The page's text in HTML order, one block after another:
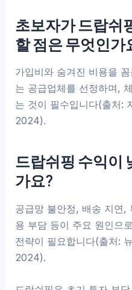
초보자가 드랍쉬
할 점은 무엇인가
가입비와 숨겨진 비용을
는 공급업체를 선정하며,
는 것이 필수입니다(출처:
2024).
드랍쉬핑 수익이
가요?
공급망 불안정, 배송 지연,
용 부담 등이 주요 원인으
전략이 필요합니다(출처:
2024).